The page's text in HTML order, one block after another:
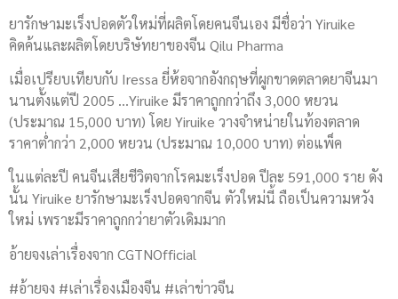
ยารักษามะเร็งปอดตัวใหม่ที่ผลิตโดยคนจีนเอง มีชื่อว่า Yiruike
คิดค้นและผลิตโดยบริษัทยาของจีน Qilu Pharma
เมื่อเปรียบเทียบกับ Iressa ยี่ห้อจากอังกฤษที่ผูกขาดตลาดยาจีนมา
นานตั้งแต่ปี 2005 …Yiruike มีราคาถูกกว่าถึง 3,000 หยวน
(ประมาณ 15,000 บาท) โดย Yiruike วางจำหน่ายในท้องตลาด
ราคาต่ำกว่า 2,000 หยวน (ประมาณ 10,000 บาท) ต่อแพ็ค
ในแต่ละปี คนจีนเสียชีวิตจากโรคมะเร็งปอด ปีละ 591,000 ราย ดัง
นั้น Yiruike ยารักษามะเร็งปอดจากจีน ตัวใหม่นี้ ถือเป็นความหวัง
ใหม่ เพราะมีราคาถูกกว่ายาตัวเดิมมาก
อ้ายจงเล่าเรื่องจาก CGTNOfficial
#อ้ายจง #เล่าเรื่องเมืองจีน #เล่าข่าวจีน